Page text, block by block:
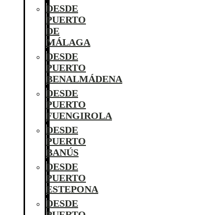
DESDE
PUERTO
DE
MÁLAGA
DESDE
PUERTO
BENALMÁDENA
DESDE
PUERTO
FUENGIROLA
DESDE
PUERTO
BANÚS
DESDE
PUERTO
ESTEPONA
DESDE